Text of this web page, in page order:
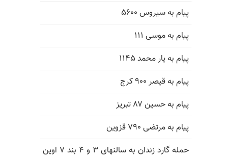
پیام به سیروس ۵۶۰۰
پیام به موسی ۱۱۱
پیام به یار محمد ۱۱۴۵
پیام به قیصر ۹۰۰ کرج
پیام به حسین ۸۷ تبریز
پیام به مرتضی ۷۹۰ قزوین
حمله گارد زندان به سالنهای ۳ و ۴ بند ۷ اوین